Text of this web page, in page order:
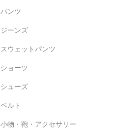
パンツ
ジーンズ
スウェットパンツ
ショーツ
シューズ
ベルト
小物・鞄・アクセサリー